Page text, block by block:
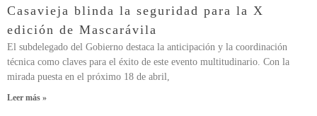
Casavieja blinda la seguridad para la X
edición de Mascarávila
El subdelegado del Gobierno destaca la anticipación y la coordinación
técnica como claves para el éxito de este evento multitudinario. Con la
mirada puesta en el próximo 18 de abril,
Leer más »